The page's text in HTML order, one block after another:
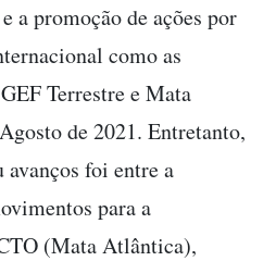
a promoção de ações por
como as
Terrestre e Mata
de 2021. Entretanto,
foi entre a
para a
(Mata Atlântica),